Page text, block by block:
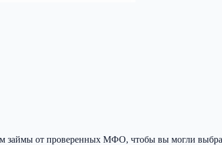
займы от проверенных МФО, чтобы вы могли